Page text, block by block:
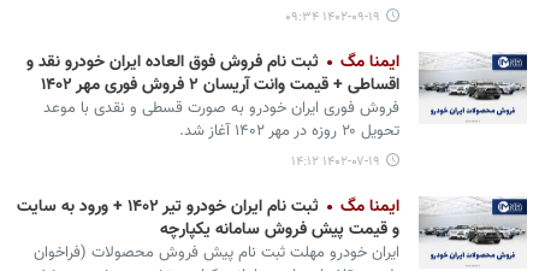
۱۴۰۲-۰۹-۱۹ ۰۹:۳۴
ایمنا مگ
ثبت نام فروش فوق العاده ایران خودرو نقد و
اقساطی + قیمت وانت آریسان ۲ فروش فوری مهر ۱۴۰۲
فروش فوری ایران خودرو به صورت قسطی و نقدی با موعد
تحویل ۲۰ روزه در مهر ۱۴۰۲ آغاز شد.
۱۴۰۲-۰۷-۱۹ ۱۴:۱۲
ایمنا مگ
ثبت نام ایران خودرو تیر ۱۴۰۲ + ورود به سایت
و قیمت پیش فروش سامانه یکپارچه
​​​​​​​ایران خودرو مهلت ثبت نام پیش فروش محصولات (فراخوان